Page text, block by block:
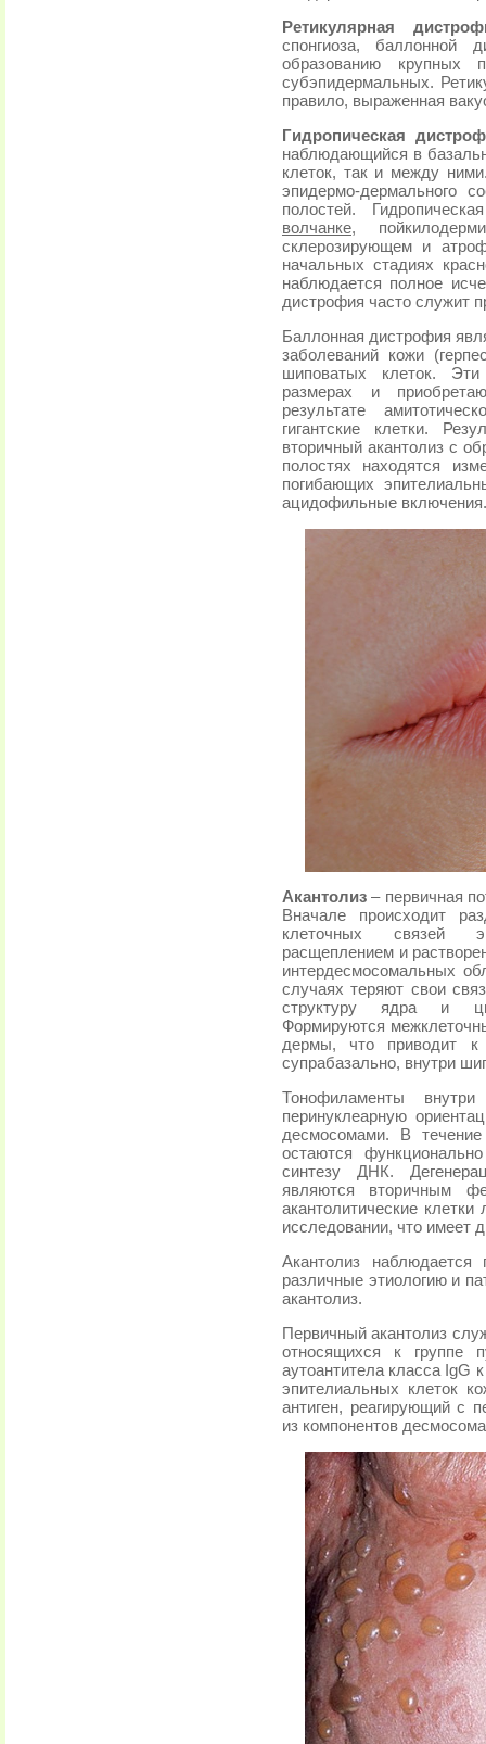
Ретикулярная
спонгиоза, баллонной
образованию
субэпидермальных.
правило, выраженная
Гидропическая
наблюдающийся в
клеток, так и между
эпидермо-дермального
полостей.
волчанке,
склерозирующем и
начальных стадиях
наблюдается полное
дистрофия часто служит
Баллонная дистрофия
заболеваний кожи
шиповатых клеток. Эти
размерах и
результате
гигантские клетки.
вторичный акантолиз с
полостях находятся
погибающих
ацидофильные включения.
Акантолиз – первичная
Вначале происходит
клеточных связей
расщеплением и
интердесмосомальных
случаях теряют свои
структуру ядра и
Формируются
дермы, что приводит к
супрабазально, внутри
Тонофиламенты внутри
перинуклеарную
десмосомами. В течение
остаются
синтезу ДНК.
являются вторичным
акантолитические
исследовании, что имеет
Акантолиз наблюдается
различные этиологию и
акантолиз.
Первичный акантолиз
относящихся к группе
аутоантитела класса IgG
эпителиальных клеток
антиген, реагирующий с
из компонентов